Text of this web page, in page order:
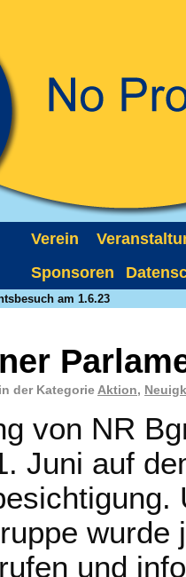
Verein
Sponsoren
am 1.6.23
der Kategorie Aktion,
von NR
Juni auf
und